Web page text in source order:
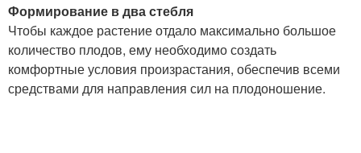
Формирование в два стебля
Чтобы каждое растение отдало максимально большое
количество плодов, ему необходимо создать
комфортные условия произрастания, обеспечив всеми
средствами для направления сил на плодоношение.